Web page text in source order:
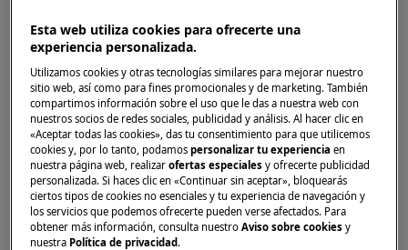
armario y el destornillador para no rayar la
pintura.
Mueva la palanca hacia abajo para ensanchar
ligeramente el panel de control y aflojar los clips
que lo fijan en su lugar.
Esta web utiliza cookies para ofrecerte una
experiencia personalizada.
Utilizamos cookies y otras tecnologías similares para mejorar nuestro
sitio web, así como para fines promocionales y de marketing. También
compartimos información sobre el uso que le das a nuestra web con
nuestros socios de redes sociales, publicidad y análisis. Al hacer clic en
«Aceptar todas las cookies», das tu consentimiento para que utilicemos
cookies y, por lo tanto, podamospersonalizar tu experienciaen
nuestra página web, realizarofertas especiales y ofrecerte publicidad
personalizada. Si haces clic en «Continuar sin aceptar», bloquearás
ciertos tipos de cookies no esenciales y tu experiencia de navegación y
los servicios que podemos ofrecerte pueden verse afectados. Para
obtener más información, consulta nuestroAviso sobre cookies y
nuestra Política de privacidad.